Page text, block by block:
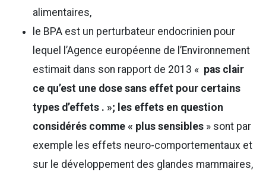
alimentaires,
le BPA est un perturbateur endocrinien pour
lequel l’Agence européenne de l’Environnement
estimait dans son rapport de 2013 « pas clair
ce qu’est une dose sans effet pour certains
types d’effets . »; les effets en question
considérés comme « plus sensibles » sont par
exemple les effets neuro-comportementaux et
sur le développement des glandes mammaires,